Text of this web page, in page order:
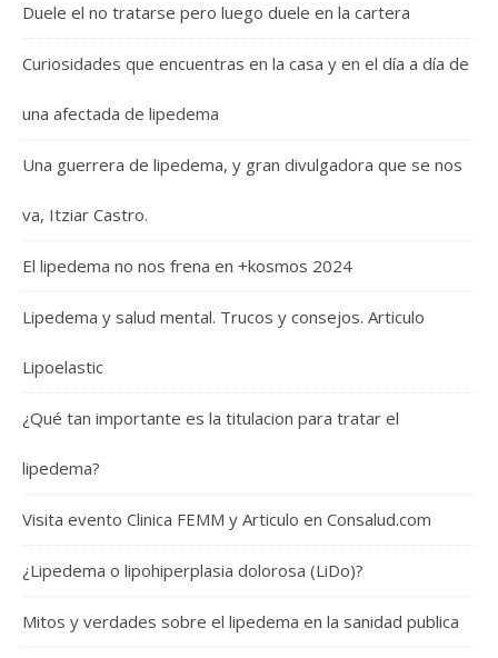
Duele el no tratarse pero luego duele en la cartera
Curiosidades que encuentras en la casa y en el día a día de
una afectada de lipedema
Una guerrera de lipedema, y gran divulgadora que se nos
va, Itziar Castro.
El lipedema no nos frena en +kosmos 2024
Lipedema y salud mental. Trucos y consejos. Articulo
Lipoelastic
¿Qué tan importante es la titulacion para tratar el
lipedema?
Visita evento Clinica FEMM y Articulo en Consalud.com
¿Lipedema o lipohiperplasia dolorosa (LiDo)?
Mitos y verdades sobre el lipedema en la sanidad publica